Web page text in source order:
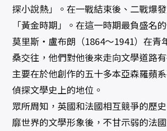
探小說熱」。在一戰結束後、二戰爆
「黃金時期」。在這一時期最負盛名
莫里斯‧盧布朗（1864～1941）在青
桑交往，他們對他後來走向文學道路
主要在於他創作的五十多本亞森羅蘋
偵探文學史上的地位。
眾所周知，英國和法國相互競爭的歷
靡世界的文學形象後，不甘示弱的法